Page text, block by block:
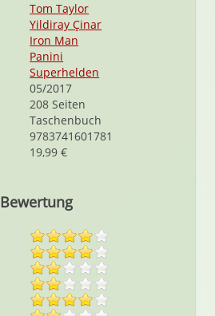
Tom Taylor
Yildiray Çinar
Iron Man
Panini
Superhelden
05/2017
208 Seiten
Taschenbuch
9783741601781
19,99 €
Bewertung